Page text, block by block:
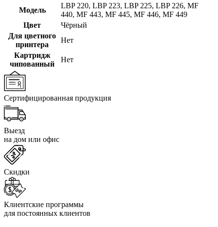
Модель
LBP 220, LBP 223, LBP 225, LBP 226, MF
440, MF 443, MF 445, MF 446, MF 449
Цвет
Чёрный
Для цветного
принтера
Нет
Картридж
чипованный
Нет
Сертифицированная продукция
Выезд
на дом или офис
Скидки
Клиентские программы
для постоянных клиентов